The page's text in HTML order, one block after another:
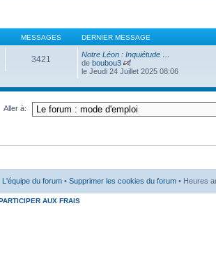
MESSAGES DERNIER MESSAGE
3421
Notre Léon : Inquiétude …
deboubou3
le Jeudi 24 Juillet 2025 08:06
Aller à:
L'équipe du forum • Supprimer les cookies du forum • Heures
AUX FRAIS